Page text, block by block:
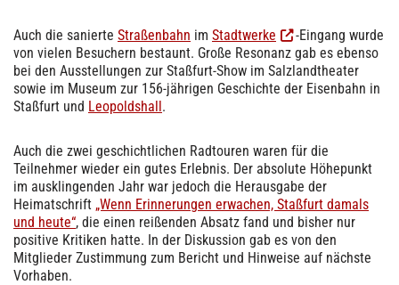
Auch die sanierte Straßenbahn im Stadtwerke
-Eingang wurde
von vielen Besuchern bestaunt. Große Resonanz gab es ebenso
bei den Ausstellungen zur Staßfurt-Show im Salzlandtheater
sowie im Museum zur 156-jährigen Geschichte der Eisenbahn in
Staßfurt und Leopoldshall.
Auch die zwei geschichtlichen Radtouren waren für die
Teilnehmer wieder ein gutes Erlebnis. Der absolute Höhepunkt
im ausklingenden Jahr war jedoch die Herausgabe der
Heimatschrift „Wenn Erinnerungen erwachen, Staßfurt damals
und heute“, die einen reißenden Absatz fand und bisher nur
positive Kritiken hatte. In der Diskussion gab es von den
Mitglieder Zustimmung zum Bericht und Hinweise auf nächste
Vorhaben.